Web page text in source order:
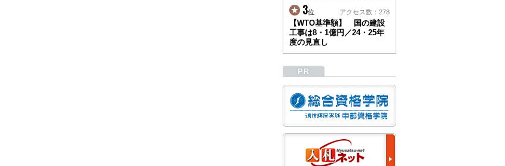
きます。
【期間】５月２日(土)～
５月１０日(日)
上記の期間、情報の更新
がされませんので、ご了
い申し上げます。
から通常通り運営いたし
ます。
2025/12/22
●年末年始に伴う情報更
新停止のお知らせ●
建設資料館をご利用いた
3位 アクセス数：278
【WTO基準額】 国の建設
工事は8・1億円／24・25年
度の見直し